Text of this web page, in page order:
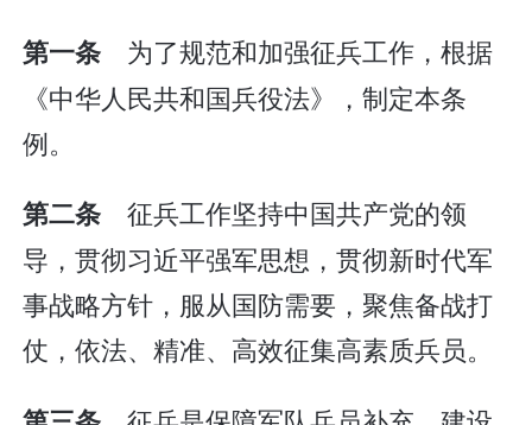
第一条 为了规范和加强征兵工作，根据
《中华人民共和国兵役法》，制定本条
例。
第二条 征兵工作坚持中国共产党的领
导，贯彻习近平强军思想，贯彻新时代军
事战略方针，服从国防需要，聚焦备战打
仗，依法、精准、高效征集高素质兵员。